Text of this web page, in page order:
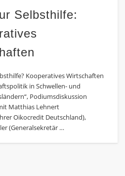
Selbsthilfe:
Kooperatives Wirtschaften
in Schwellen- und
Podiumsdiskussion
Matthias Lehnert
Oikocredit Deutschland),
(Generalsekretär …